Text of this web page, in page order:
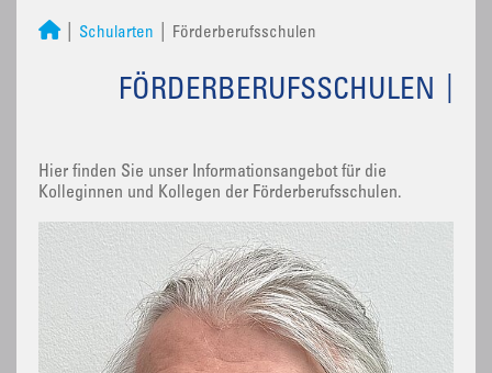
Schularten Förderberufsschulen
FÖRDERBERUFSSCHULEN
Hier finden Sie unser Informationsangebot für die
Kolleginnen und Kollegen der Förderberufsschulen.